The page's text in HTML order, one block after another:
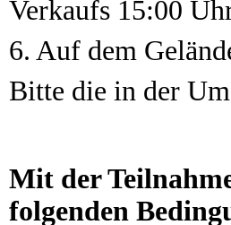
Verkaufs 15:00
6. Auf dem
Bitte die in der
Mit der
folgenden